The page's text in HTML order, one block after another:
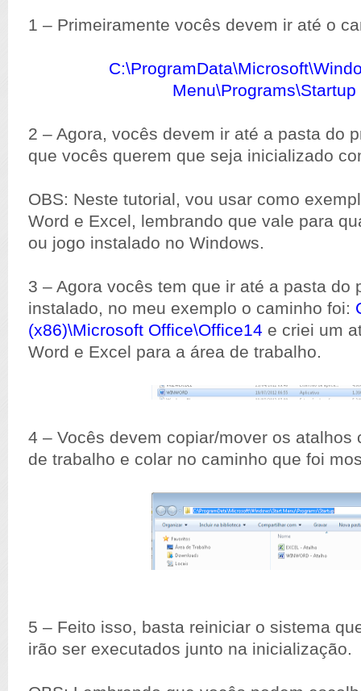
1 – Primeiramente vocês devem ir até o
Menu\Programs\Startup
2 – Agora, vocês devem ir até a pasta do
que vocês querem que seja inicializado
OBS: Neste tutorial, vou usar como
Word e Excel, lembrando que vale para
ou jogo instalado no Windows.
3 – Agora vocês tem que ir até a pasta do
instalado, no meu exemplo o caminho foi:
(x86)\Microsoft Office\Office14 e criei um
Word e Excel para a área de trabalho.
4 – Vocês devem copiar/mover os atalhos
de trabalho e colar no caminho que foi
5 – Feito isso, basta reiniciar o sistema
irão ser executados junto na inicialização.